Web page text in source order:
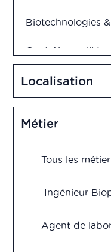
Biotechnologies
Contrôle qualité
Cosmétiques
Dispositifs
Market Access
Marketing &
Localisation
Métier
Tous les
Ingénieur
Agent de